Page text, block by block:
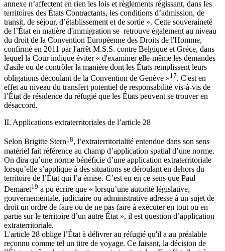
annexe n’affectent en rien les lois et règlements régissant, dans les
territoires des États Contractants, les conditions d’admission, de
transit, de séjour, d’établissement et de sortie ». Cette souveraineté
de l’État en matière d'immigration se retrouve également au niveau
du droit de la Convention Européenne des Droits de l'Homme,
confirmé en 2011 par l'arrêt M.S.S. contre Belgique et Grèce, dans
lequel la Cour indique éviter « d'examiner elle-même les demandes
d'asile ou de contrôler la manière dont les États remplissent leurs
obligations découlant de la Convention de Genève »17. C'est en
effet au niveau du transfert potentiel de responsabilité vis-à-vis de
l’État de résidence du réfugié que les États peuvent se trouver en
désaccord.
II. Applications extraterritoriales de l’article 28
Selon Brigitte Stern18, l’extraterritorialité entendue dans son sens
matériel fait référence au champ d’application spatial d’une norme.
On dira qu’une norme bénéficie d’une application extraterritoriale
lorsqu’elle s’applique à des situations se déroulant en dehors du
territoire de l’État qui l’a émise. C’est en en ce sens que Paul
Demaret19 a pu écrire que « lorsqu’une autorité législative,
gouvernementale, judiciaire ou administrative adresse à un sujet de
droit un ordre de faire ou de ne pas faire à exécuter en tout ou en
partie sur le territoire d’un autre État », il est question d’application
extraterritoriale.
L'article 28 oblige l’État à délivrer au réfugié qu'il a au préalable
reconnu comme tel un titre de voyage. Ce faisant, la décision de